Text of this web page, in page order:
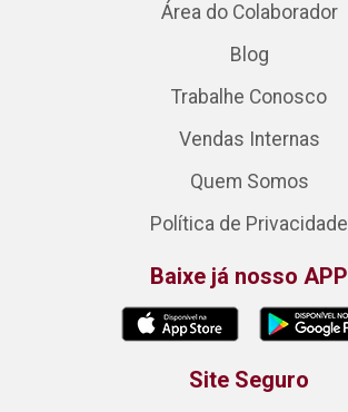
Área do Colaborador
Blog
Trabalhe Conosco
Vendas Internas
Quem Somos
Política de Privacidade
Baixe já nosso APP
Site Seguro